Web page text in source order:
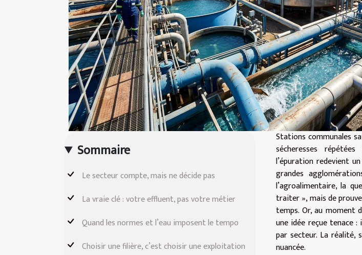
Sommaire
Le secteur compte, mais ne décide pas
La vraie clé : votre effluent, pas votre métier
Quand les normes et l’eau imposent le tempo
Choisir une filière, c’est choisir une exploitation
Stations communales
sécheresses
l’épuration redevient
grandes
l’agroalimentaire, la
traiter », mais de
temps. Or, au moment
une idée reçue tenace
par secteur. La réalité,
nuancée.